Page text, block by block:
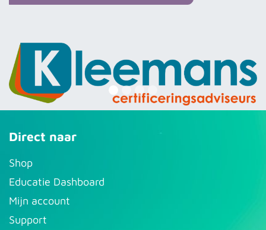
Direct naar
S​hop
Educatie Dashboard
Mijn account
Support